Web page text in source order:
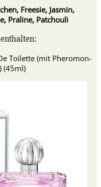
Freesie, Jasmin,
Praline, Patchouli
Toilette (mit Pheromon-
(45ml)